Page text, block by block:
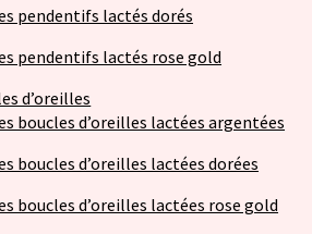
pendentifs lactés dorés
pendentifs lactés rose gold
d’oreilles
boucles d’oreilles lactées argentées
boucles d’oreilles lactées dorées
boucles d’oreilles lactées rose gold